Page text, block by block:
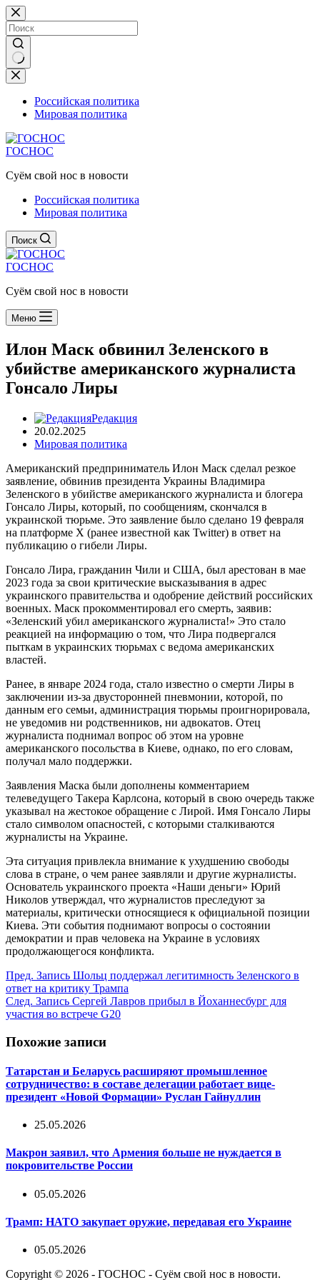
Перейти
к
сути
Ничего
не
найденоРоссийская политика
Мировая политика
ГОСНОС
Суём свой нос в новости
Российская политика
Мировая политика
Поиск
ГОСНОС
Суём свой нос в новости
Меню
Илон Маск обвинил Зеленского в
убийстве американского журналиста
Гонсало Лиры
Редакция
20.02.2025
Мировая политика
Американский предприниматель Илон Маск сделал резкое
заявление, обвинив президента Украины Владимира
Зеленского в убийстве американского журналиста и блогера
Гонсало Лиры, который, по сообщениям, скончался в
украинской тюрьме. Это заявление было сделано 19 февраля
на платформе X (ранее известной как Twitter) в ответ на
публикацию о гибели Лиры.
Гонсало Лира, гражданин Чили и США, был арестован в мае
2023 года за свои критические высказывания в адрес
украинского правительства и одобрение действий российских
военных. Маск прокомментировал его смерть, заявив:
«Зеленский убил американского журналиста!» Это стало
реакцией на информацию о том, что Лира подвергался
пыткам в украинских тюрьмах с ведома американских
властей.
Ранее, в январе 2024 года, стало известно о смерти Лиры в
заключении из-за двусторонней пневмонии, которой, по
данным его семьи, администрация тюрьмы проигнорировала,
не уведомив ни родственников, ни адвокатов. Отец
журналиста поднимал вопрос об этом на уровне
американского посольства в Киеве, однако, по его словам,
получал мало поддержки.
Заявления Маска были дополнены комментарием
телеведущего Такера Карлсона, который в свою очередь также
указывал на жестокое обращение с Лирой. Имя Гонсало Лиры
стало символом опасностей, с которыми сталкиваются
журналисты на Украине.
Эта ситуация привлекла внимание к ухудшению свободы
слова в стране, о чем ранее заявляли и другие журналисты.
Основатель украинского проекта «Наши деньги» Юрий
Николов утверждал, что журналистов преследуют за
материалы, критически относящиеся к официальной позиции
Киева. Эти события поднимают вопросы о состоянии
демократии и прав человека на Украине в условиях
продолжающегося конфликта.
Пред. Запись Шольц поддержал легитимность Зеленского в
ответ на критику Трампа
След. Запись Сергей Лавров прибыл в Йоханнесбург для
участия во встрече G20
Похожие записи
Татарстан и Беларусь расширяют промышленное
сотрудничество: в составе делегации работает вице-
президент «Новой Формации» Руслан Гайнуллин
25.05.2026
Макрон заявил, что Армения больше не нуждается в
покровительстве России
05.05.2026
Трамп: НАТО закупает оружие, передавая его Украине
05.05.2026
Copyright © 2026 - ГОСНОС - Суём свой нос в новости.